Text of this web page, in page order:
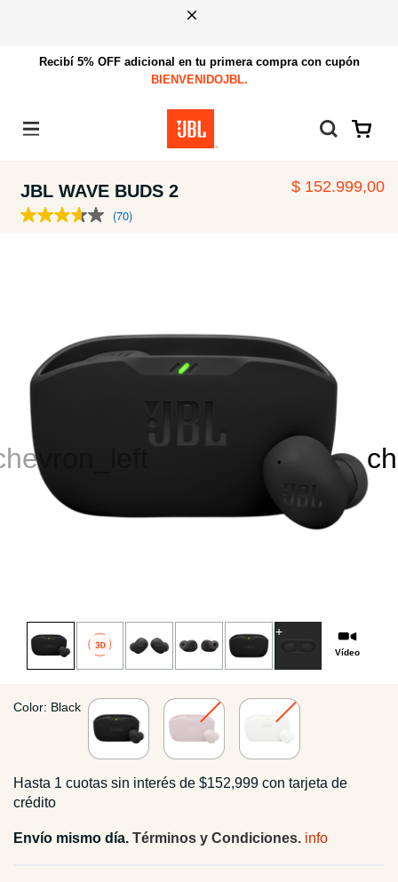
Recibí 5% OFF adicional en tu primera compra con cupón
BIENVENIDOJBL.
Menú
JBL WAVE BUDS 2
(70)
$ 152.999,00
Vídeo
Color: Black
Installments
Hasta 1 cuotas sin interés de $152,999 con tarjeta de
crédito
Envío mismo día. Términos y Condiciones.